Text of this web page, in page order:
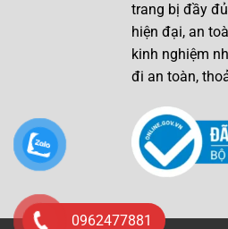
trang bị đầy
hiện đại, an
kinh nghiệm
đi an toàn,
0962477881